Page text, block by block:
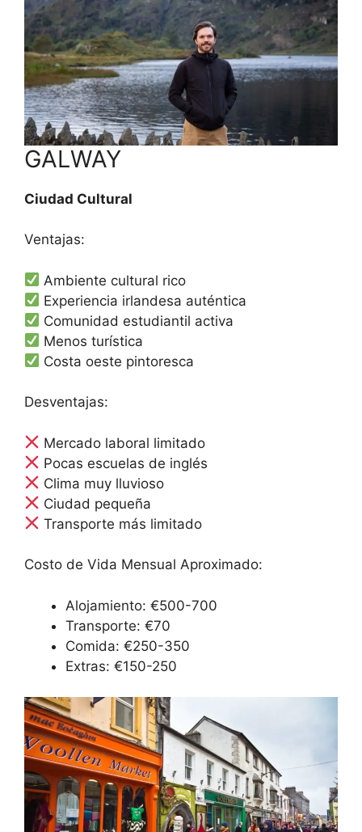
GALWAY
Ciudad Cultural
Ventajas:
Ambiente cultural rico
Experiencia irlandesa auténtica
Comunidad estudiantil activa
Menos turística
Costa oeste pintoresca
Desventajas:
Mercado laboral limitado
Pocas escuelas de inglés
Clima muy lluvioso
Ciudad pequeña
Transporte más limitado
Costo de Vida Mensual Aproximado:
Alojamiento: €500-700
Transporte: €70
Comida: €250-350
Extras: €150-250